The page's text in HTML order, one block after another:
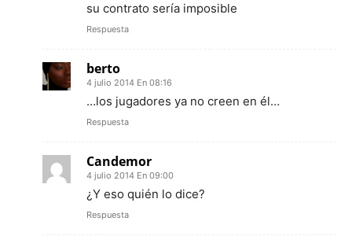
su contrato sería imposible
Respuesta
berto
4 julio 2014 En 08:16
…los jugadores ya no creen en él…
Respuesta
Candemor
4 julio 2014 En 09:00
¿Y eso quién lo dice?
Respuesta